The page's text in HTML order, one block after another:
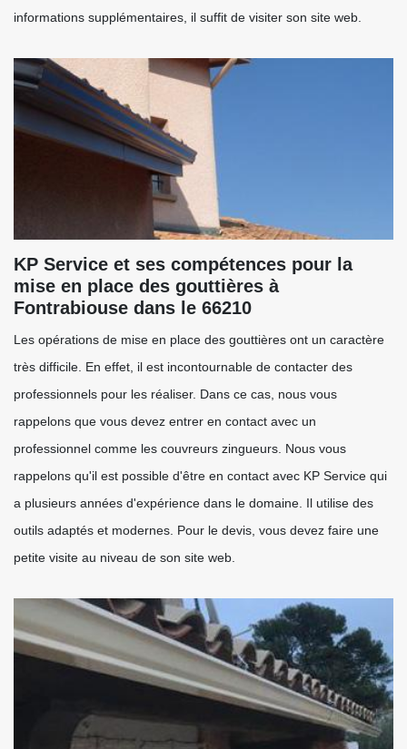
informations supplémentaires, il suffit de visiter son site web.
KP Service et ses compétences pour la
mise en place des gouttières à
Fontrabiouse dans le 66210
Les opérations de mise en place des gouttières ont un caractère
très difficile. En effet, il est incontournable de contacter des
professionnels pour les réaliser. Dans ce cas, nous vous
rappelons que vous devez entrer en contact avec un
professionnel comme les couvreurs zingueurs. Nous vous
rappelons qu'il est possible d'être en contact avec KP Service qui
a plusieurs années d'expérience dans le domaine. Il utilise des
outils adaptés et modernes. Pour le devis, vous devez faire une
petite visite au niveau de son site web.